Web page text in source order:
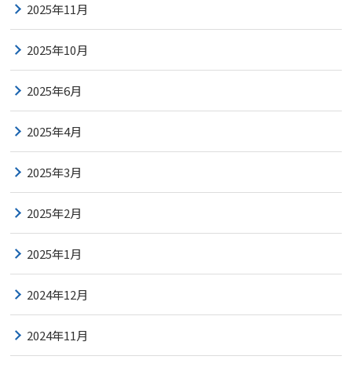
2025年11月
2025年10月
2025年6月
2025年4月
2025年3月
2025年2月
2025年1月
2024年12月
2024年11月